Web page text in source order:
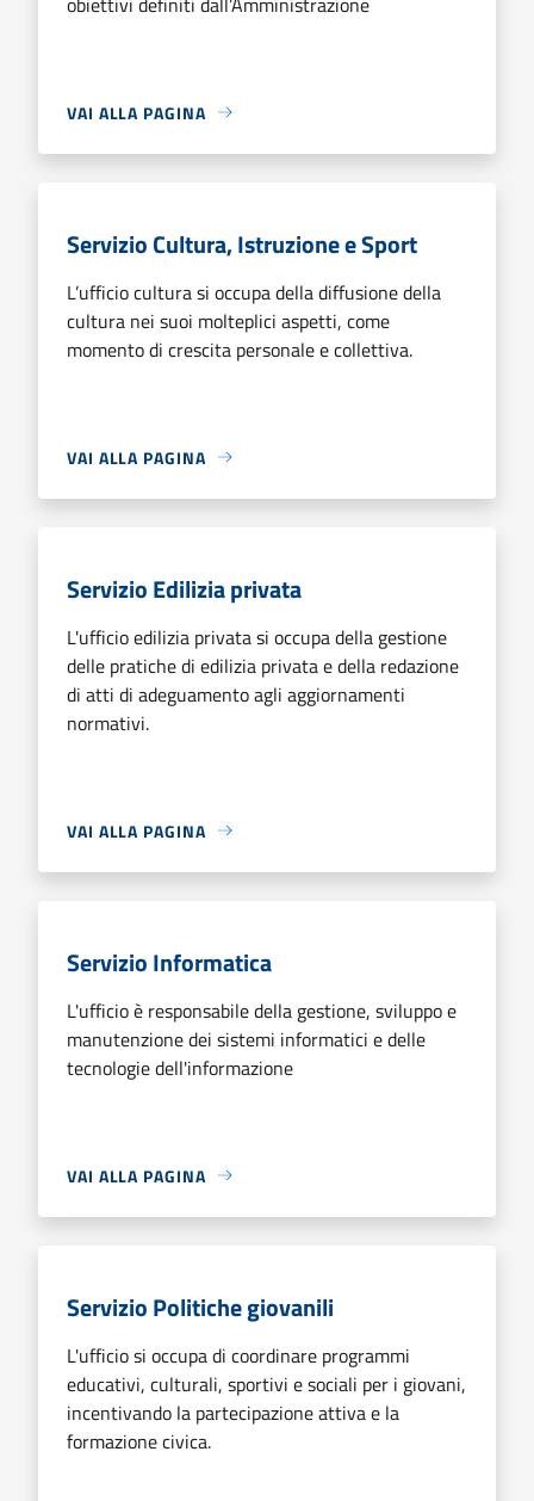
VAI ALLA PAGINA
Servizio Cultura, Istruzione e Sport
L’ufficio cultura si occupa della diffusione della
cultura nei suoi molteplici aspetti, come
momento di crescita personale e collettiva.
VAI ALLA PAGINA
Servizio Edilizia privata
L'ufficio edilizia privata si occupa della gestione
delle pratiche di edilizia privata e della redazione
di atti di adeguamento agli aggiornamenti
normativi.
VAI ALLA PAGINA
Servizio Informatica
L'ufficio è responsabile della gestione, sviluppo e
manutenzione dei sistemi informatici e delle
tecnologie dell'informazione
VAI ALLA PAGINA
Servizio Politiche giovanili
L'ufficio si occupa di coordinare programmi
educativi, culturali, sportivi e sociali per i giovani,
incentivando la partecipazione attiva e la
formazione civica.